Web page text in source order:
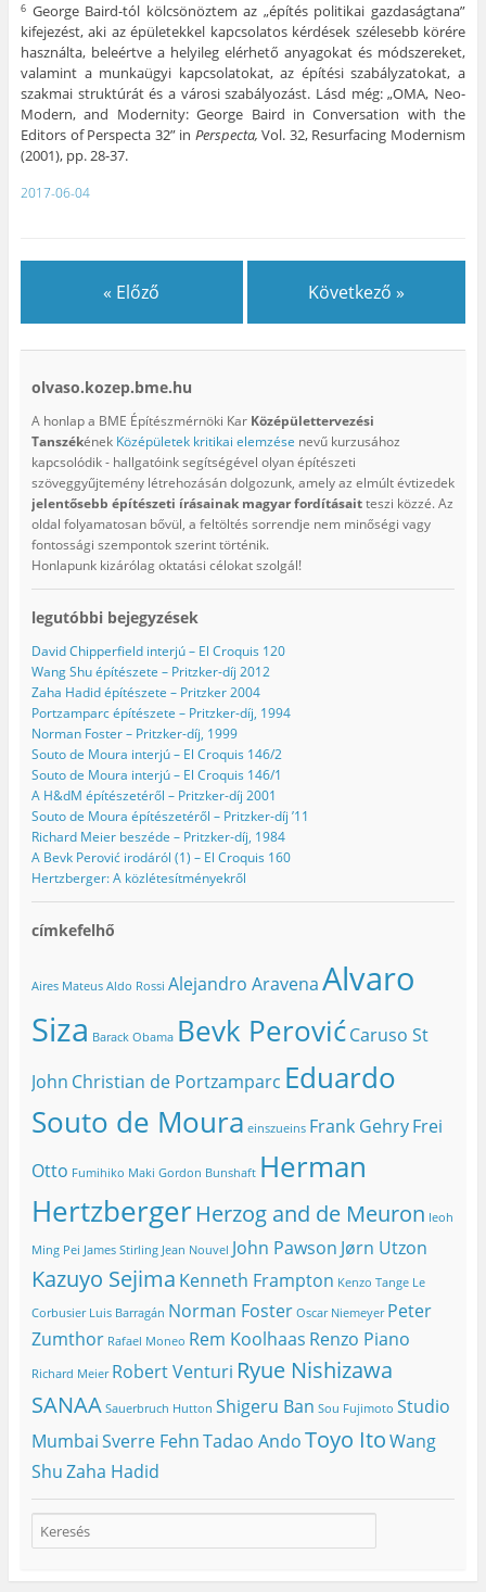
6George Baird-tól kölcsönöztem az „építés politikai gazdaságtana”
kifejezést, aki az épületekkel kapcsolatos kérdések szélesebb körére
használta, beleértve a helyileg elérhető anyagokat és módszereket,
valamint a munkaügyi kapcsolatokat, az építési szabályzatokat, a
szakmai struktúrát és a városi szabályozást. Lásd még: „OMA, Neo-
Modern, and Modernity: George Baird in Conversation with the
Editors of Perspecta 32” in Perspecta,Vol. 32, Resurfacing Modernism
(2001), pp. 28-37.
2017-06-04
« Előző Következő »
olvaso.kozep.bme.hu
A honlap a BME Építészmérnöki Kar Középülettervezési
Tanszékének Középületek kritikai elemzése nevű kurzusához
kapcsolódik - hallgatóink segítségével olyan építészeti
szöveggyűjtemény létrehozásán dolgozunk, amely az elmúlt évtizedek
jelentősebb építészeti írásainak magyar fordításaitteszi közzé. Az
oldal folyamatosan bővül, a feltöltés sorrendje nem minőségi vagy
fontossági szempontok szerint történik.
Honlapunk kizárólag oktatási célokat szolgál!
legutóbbi bejegyzések
David Chipperfield interjú – El Croquis 120
Wang Shu építészete – Pritzker-díj 2012
Zaha Hadid építészete – Pritzker 2004
Portzamparc építészete – Pritzker-díj, 1994
Norman Foster – Pritzker-díj, 1999
Souto de Moura interjú – El Croquis 146/2
Souto de Moura interjú – El Croquis 146/1
A H&dM építészetéről – Pritzker-díj 2001
Souto de Moura építészetéről – Pritzker-díj ’11
Richard Meier beszéde – Pritzker-díj, 1984
A Bevk Perović irodáról (1) – El Croquis 160
Hertzberger: A közlétesítményekről
címkefelhő
Aires Mateus Aldo Rossi Alejandro AravenaAlvaro
Siza Barack Obama Bevk Perović Caruso St
John Christian de Portzamparc Eduardo
Souto de Moura einszueins Frank Gehry Frei
Otto Fumihiko Maki Gordon Bunshaft Herman
Hertzberger Herzog and de Meuron Ieoh
Ming Pei James Stirling Jean Nouvel John Pawson Jørn Utzon
Kazuyo Sejima Kenneth Frampton Kenzo Tange Le
Corbusier Luis Barragán Norman Foster Oscar Niemeyer Peter
Zumthor Rafael Moneo Rem Koolhaas Renzo Piano
Richard Meier Robert Venturi Ryue Nishizawa
SANAA Sauerbruch Hutton Shigeru Ban Sou Fujimoto Studio
MumbaiSverre FehnTadao AndoToyo ItoWang
ShuZaha Hadid